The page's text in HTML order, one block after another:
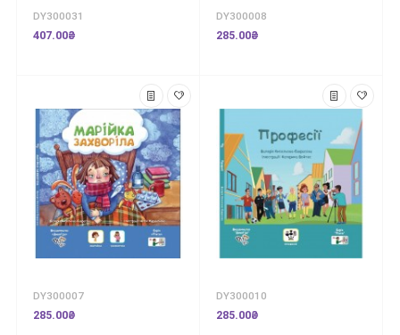
DY300031
407.00₴
DY300008
285.00₴
DY300007
285.00₴
DY300010
285.00₴